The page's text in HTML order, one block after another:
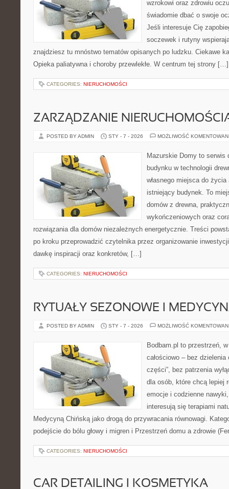
wzrokowi oraz zdrowiu
świadomie dbać o swoje
Jeśli interesuje Cię
soczewek i rutyny
znajdziesz tu mnóstwo tematów opisanych po ludzku. Ciekawe
Opieka paliatywna i choroby przewlekłe. W centrum tej strony […]
CATEGORIES: NIERUCHOMOŚCI
ZARZĄDZANIE
POSTED BY ADMIN STY - 7 - 2026 MOŻLIWOŚĆ
Mazurskie Domy to serwis
budynku w technologii
własnego miejsca do
istniejący budynek. To
domów z drewna,
wykończeniowych oraz
rozwiązania dla domów niezależnych energetycznie. Treści
po kroku przeprowadzić czytelnika przez organizowanie
dawkę inspiracji oraz konkretów, […]
CATEGORIES: NIERUCHOMOŚCI
RYTUAŁY SEZONOWE I
POSTED BY ADMIN STY - 7 - 2026 MOŻLIWOŚĆ
Bodbam.pl to przestrzeń,
całościowo – bez dzielenia
części”, bez patrzenia
dla osób, które chcą lepiej
emocje i codzienne
interesują się terapiami
Medycyną Chińską jako drogą do przywracania równowagi.
podejście do bólu głowy i migren i Przestrzeń domu a zdrowie
CATEGORIES: NIERUCHOMOŚCI
CAR DETAILING I KOSMETYKA